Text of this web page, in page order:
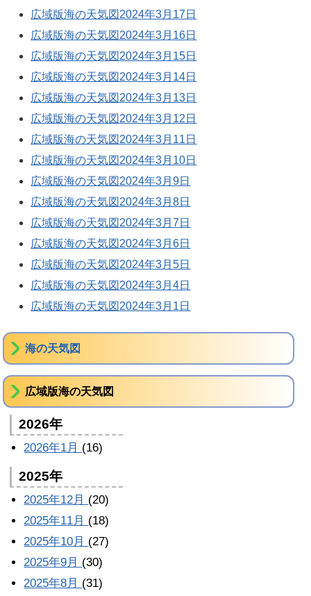
広域版海の天気図2024年3月17日
広域版海の天気図2024年3月16日
広域版海の天気図2024年3月15日
広域版海の天気図2024年3月14日
広域版海の天気図2024年3月13日
広域版海の天気図2024年3月12日
広域版海の天気図2024年3月11日
広域版海の天気図2024年3月10日
広域版海の天気図2024年3月9日
広域版海の天気図2024年3月8日
広域版海の天気図2024年3月7日
広域版海の天気図2024年3月6日
広域版海の天気図2024年3月5日
広域版海の天気図2024年3月4日
広域版海の天気図2024年3月1日
海の天気図
広域版海の天気図
2026年
2026年1月 (16)
2025年
2025年12月 (20)
2025年11月 (18)
2025年10月 (27)
2025年9月 (30)
2025年8月 (31)